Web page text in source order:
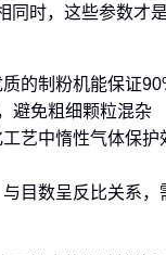
同时，这些参数才
的制粉机能保证
避免粗细颗粒混杂
艺中惰性气体保护
目数呈反比关系，